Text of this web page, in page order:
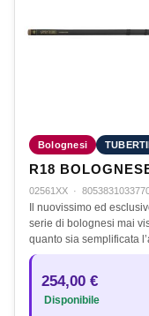
Bolognesi
R18
02561XX ·
Il nuovissimo ed
serie di bolognesi mai
quanto sia semplificata
254,00 €
Disponibile